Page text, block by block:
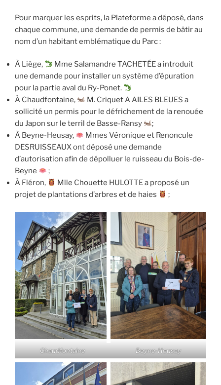
Pour marquer les esprits, la Plateforme a déposé, dans
chaque commune, une demande de permis de bâtir au
nom d’un habitant emblématique du Parc :
À Liège,
Mme Salamandre TACHETÉE a introduit
une demande pour installer un système d’épuration
pour la partie aval du Ry-Ponet.
À Chaudfontaine,
M. Criquet A AILES BLEUES a
sollicité un permis pour le défrichement de la renouée
du Japon sur le terril de Basse-Ransy
;
À Beyne-Heusay,
Mmes Véronique et Renoncule
DESRUISSEAUX ont déposé une demande
d’autorisation afin de dépolluer le ruisseau du Bois-de-
Beyne
;
À Fléron,
Mlle Chouette HULOTTE a proposé un
projet de plantations d’arbres et de haies
;
Chaudfontaine Beyne-Heusay